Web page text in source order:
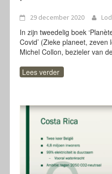
29 december 2020
In zijn tweedelig boek
Covid’ (Zieke planeet,
Michel Collon, bezieler van
Lees verder